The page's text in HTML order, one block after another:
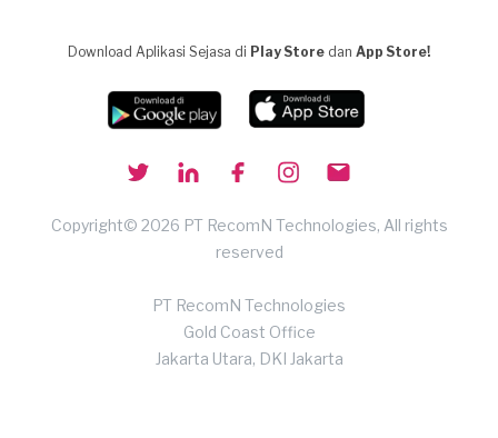
Download Aplikasi Sejasa di Play Store dan App Store!
Copyright© 2026 PT RecomN Technologies, All rights
reserved
PT RecomN Technologies
Gold Coast Office
Jakarta Utara, DKI Jakarta